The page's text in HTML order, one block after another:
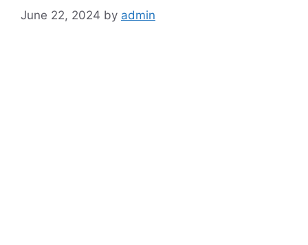
June 22, 2024 by admin